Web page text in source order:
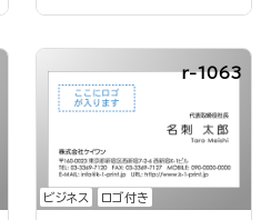
ビジネス ロゴ付き
r-1063